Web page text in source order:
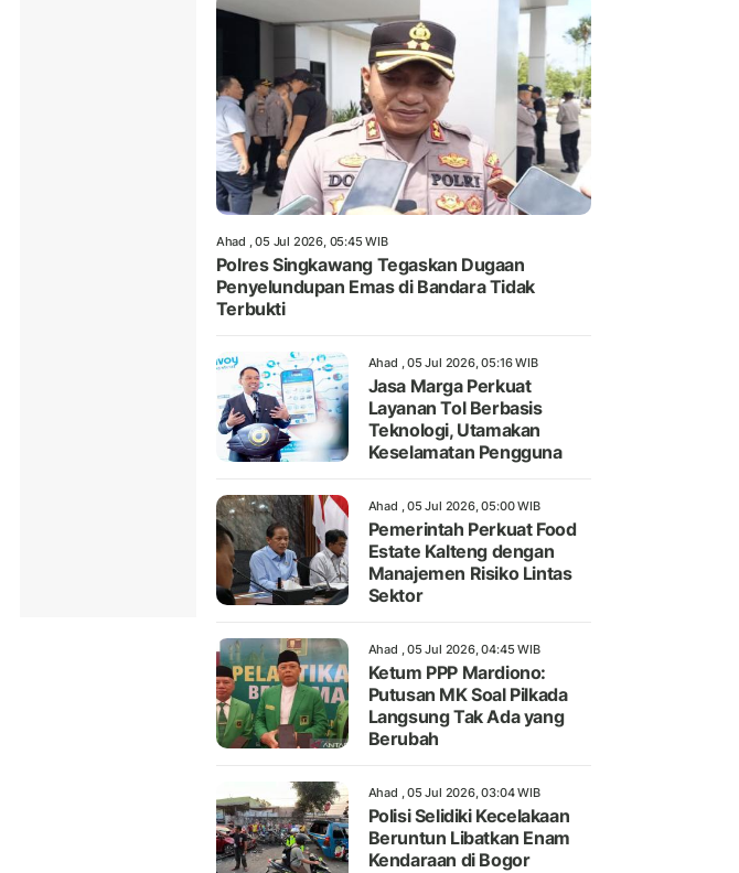
Ahad , 05 Jul 2026, 05:45 WIB
Polres Singkawang Tegaskan Dugaan
Penyelundupan Emas di Bandara Tidak
Terbukti
Ahad , 05 Jul 2026, 05:16 WIB
Jasa Marga Perkuat
Layanan Tol Berbasis
Teknologi, Utamakan
Keselamatan Pengguna
Ahad , 05 Jul 2026, 05:00 WIB
Pemerintah Perkuat Food
Estate Kalteng dengan
Manajemen Risiko Lintas
Sektor
Ahad , 05 Jul 2026, 04:45 WIB
Ketum PPP Mardiono:
Putusan MK Soal Pilkada
Langsung Tak Ada yang
Berubah
Ahad , 05 Jul 2026, 03:04 WIB
Polisi Selidiki Kecelakaan
Beruntun Libatkan Enam
Kendaraan di Bogor